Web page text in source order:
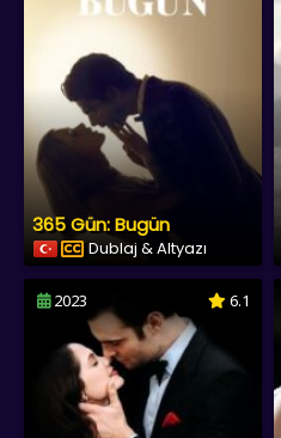
365 Gün: Bugün
Dublaj & Altyazı
2023 6.1